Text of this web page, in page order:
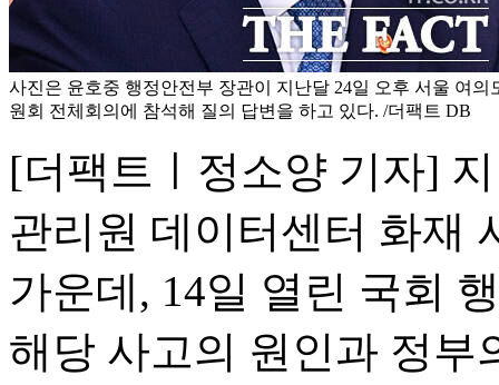
사진은 윤호중 행정안전부 장관이 지난달 24일 오후 서울 여
원회 전체회의에 참석해 질의 답변을 하고 있다. /더팩트 DB
[더팩트ㅣ정소양 기자]
관리원 데이터센터 화재
가운데, 14일 열린 국회
해당 사고의 원인과 정부